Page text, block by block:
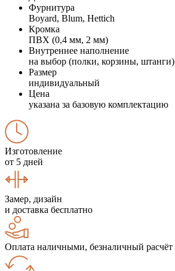
Фурнитура
Boyard, Blum, Hettich
Кромка
ПВХ (0,4 мм, 2 мм)
Внутреннее наполнение
на выбор (полки, корзины, штанги)
Размер
индивидуальный
Цена
указана за базовую комплектацию
Изготовление
от 5 дней
Замер, дизайн
и доставка бесплатно
Оплата наличными, безналичный расчёт